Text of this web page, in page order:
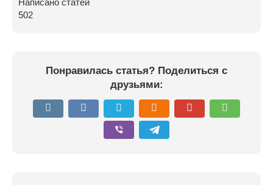
Написано статей
502
Понравилась статья? Поделиться с
друзьями: